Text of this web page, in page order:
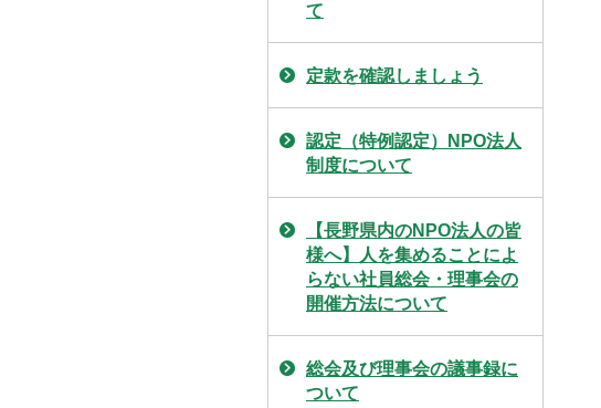
て
定款を確認しましょう
認定（特例認定）NPO法人
制度について
【長野県内のNPO法人の皆
様へ】人を集めることによ
らない社員総会・理事会の
開催方法について
総会及び理事会の議事録に
ついて